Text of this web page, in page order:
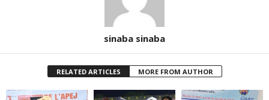
sinaba sinaba
RELATED ARTICLES MORE FROM AUTHOR